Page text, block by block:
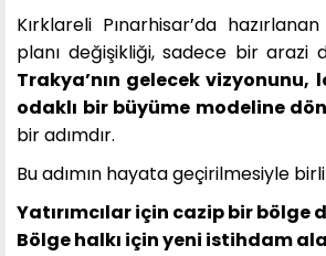
Kırklareli Pınarhisar’da
planı değişikliği, sadece bir arazi
Trakya’nın gelecek vizyonunu,
odaklı bir büyüme modeline
bir adımdır.
Bu adımın hayata geçirilmesiyle
Yatırımcılar için cazip bir bölge
Bölge halkı için yeni istihdam